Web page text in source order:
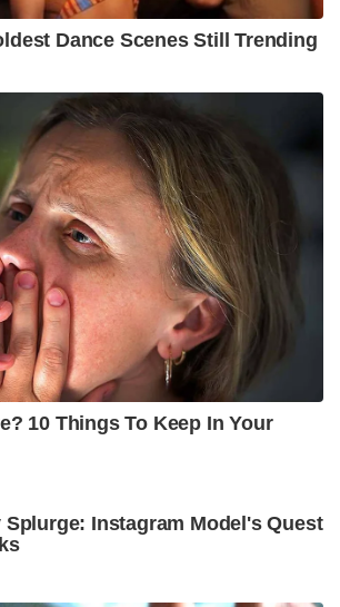
80 ൽ 61 എംഎൽഎമാരും വിമത
ബാനർജിയെ പിന്തുണച്ചതോടെ
നിയമസഭയ്ക്കുള്ളിൽ തന്നെ
നീക്കം ഇപ്പോൾ
പടർന്നിരിക്കുകയാണ്.
ലോക്സഭാ എംപിമാരിൽ 20 പേരും
എൻഡിഎ മുന്നണിയുമായി
താല്പര്യം പ്രകടിപ്പിച്ച്
ഓം ബിർളയ്ക്ക് കത്ത്
തൃണമൂൽ എംപിയായ കകോലി
തങ്ങൾ 20 എംപിമാർ പ്രത്യേക
കേന്ദ്ര സർക്കാരിന്റെ വികസന
ചേർന്ന് ബംഗാളിനായി
പ്രഖ്യാപിച്ചത്. സുസ്മിത
പ്രമുഖ നേതാക്കൾ കൂടി പാർട്ടി
തൃണമൂലിന്റെ അംഗബലം